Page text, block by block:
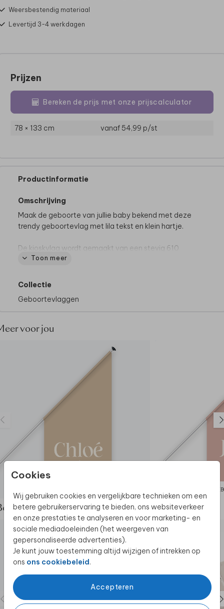
Cookies
Wij gebruiken cookies en vergelijkbare technieken om een
betere gebruikerservaring te bieden, ons websiteverkeer
en onze prestaties te analyseren en voor marketing- en
sociale mediadoeleinden (het weergeven van
gepersonaliseerde advertenties).
Je kunt jouw toestemming altijd wijzigen of intrekken op
ons ons cookiebeleid.
Accepteren
Weersbestendig materiaal
Levertijd 3-4 werkdagen
Prijzen
Bereken de prijs met onze prijscalculator
78 × 133 cm vanaf 54,99 p/st
Productinformatie
Omschrijving
Maak de geboorte van jullie baby bekend met deze
trendy geboortevlag met lila tekst en klein hartje.
De kioskvlag wordt gemaakt van een stevig 610
g/m² pvc-materiaal en wordt dubbelzijdig bedrukt.
stevige wind, om beschadigingen te voorkomen.
Let op! Er wordt geen vlaggenstok geleverd bij de
van de vlag, waarin de stok kan worden gestoken. Dit
kan met een standaardmaat stok.
Dit product maakt deel uit van
Toon meer
Collectie
Geboortevlaggen
voor jou
de complete set